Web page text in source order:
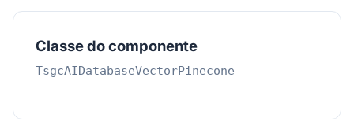
Classe do componente
TsgcAIDatabaseVectorPinecone